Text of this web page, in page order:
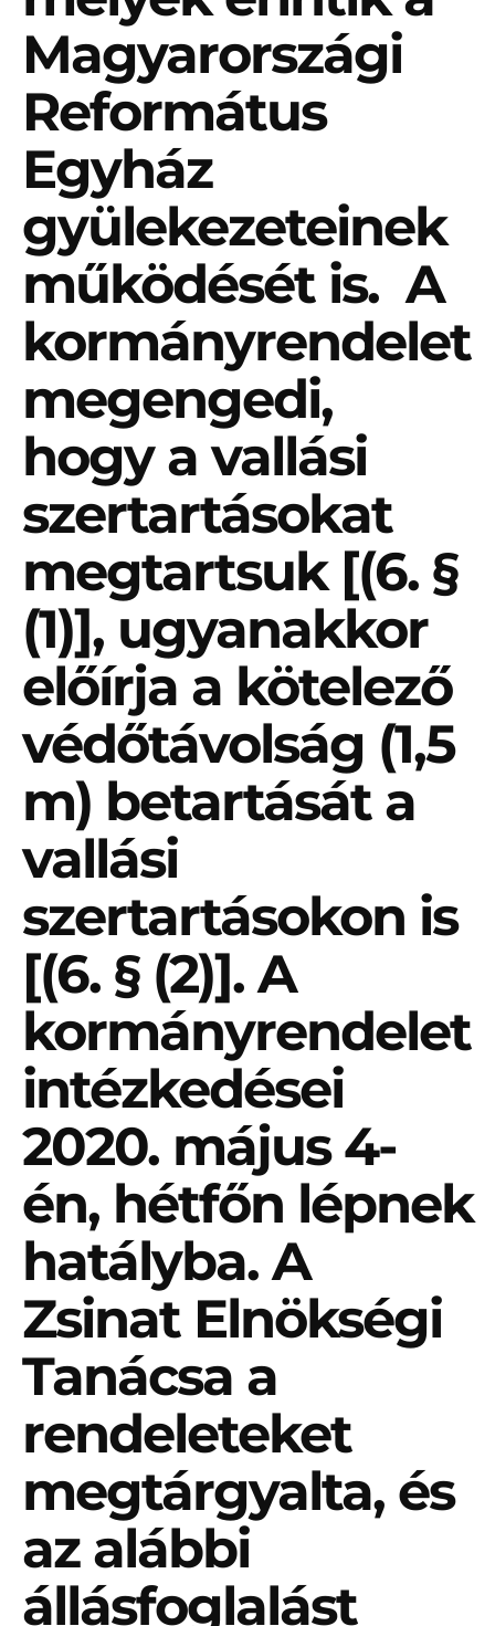
Magyarországi
Református
Egyház
gyülekezeteinek
működését is. A
kormányrendelet
megengedi,
hogy a vallási
szertartásokat
megtartsuk [(6. §
(1)], ugyanakkor
előírja a kötelező
védőtávolság (1,5
m) betartását a
vallási
szertartásokon is
[(6. § (2)]. A
kormányrendelet
intézkedései
2020. május 4-
én, hétfőn lépnek
hatályba. A
Zsinat Elnökségi
Tanácsa a
rendeleteket
megtárgyalta, és
az alábbi
állásfoglalást